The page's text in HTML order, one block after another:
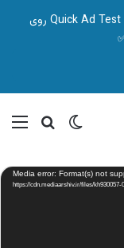
🎯 قبل از شروع کمپین، تصمیم درست بگیر! با Quick Ad Test روی
تغییر پوسته
Media error: Format(s) not